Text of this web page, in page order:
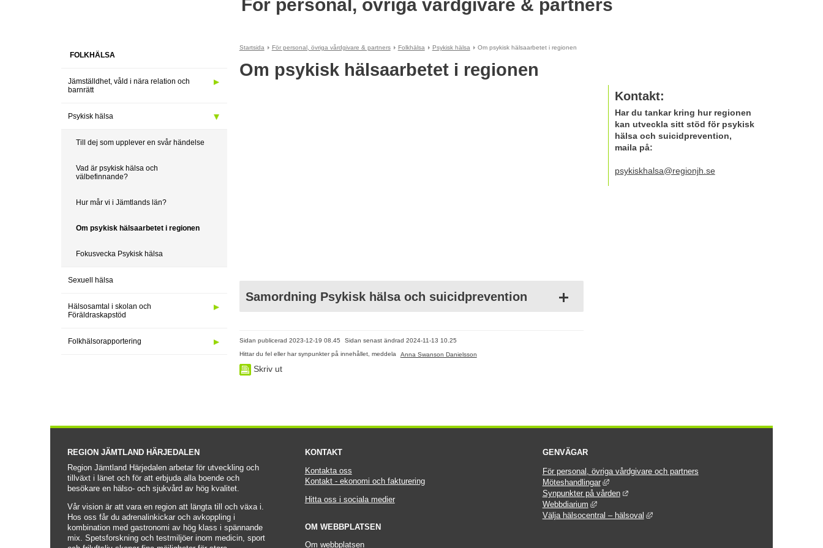
För personal, övriga vårdgivare & partners
FOLKHÄLSA
Jämställdhet, våld i nära relation och
barnrätt
Psykisk hälsa
Till dej som upplever en svår händelse
Vad är psykisk hälsa och
välbefinnande?
Hur mår vi i Jämtlands län?
Om psykisk hälsaarbetet i regionen
Fokusvecka Psykisk hälsa
Sexuell hälsa
Hälsosamtal i skolan och
Föräldraskapstöd
Folkhälsorapportering
Startsida För personal, övriga vårdgivare & partners Folkhälsa Psykisk hälsa Om psykisk hälsaarbetet i regionen
Om psykisk hälsaarbetet i regionen
Samordning Psykisk hälsa och suicidprevention
Sidan publicerad 2023-12-19 08.45 Sidan senast ändrad 2024-11-13 10.25
Hittar du fel eller har synpunkter på innehållet, meddela
Anna Swanson Danielsson
Skriv ut
Kontakt:
Har du tankar kring hur regionen
kan utveckla sitt stöd för psykisk
hälsa och suicidprevention,
maila på:
psykiskhalsa@regionjh.se
REGION JÄMTLAND HÄRJEDALEN
Region Jämtland Härjedalen arbetar för utveckling och
tillväxt i länet och för att erbjuda alla boende och
besökare en hälso- och sjukvård av hög kvalitet.
Vår vision är att vara en region att längta till och växa i.
Hos oss får du adrenalinkickar och avkoppling i
kombination med gastronomi av hög klass i spännande
mix. Spetsforskning och testmiljöer inom medicin, sport
KONTAKT
Kontakta oss
Kontakt - ekonomi och fakturering
Hitta oss i sociala medier
OM WEBBPLATSEN
Om webbplatsen
GENVÄGAR
För personal, övriga vårdgivare och partners
Möteshandlingar
Länk till annan webbplats, öppnas i nytt fönster.
Synpunkter på vården
Länk till annan webbplats.
Webbdiarium
Länk till annan webbplats, öppnas i nytt fönster.
Välja hälsocentral – hälsoval
Länk till annan webbplats, öppnas i nytt fönster.